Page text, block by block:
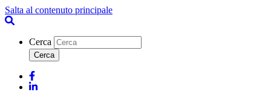
Salta al contenuto principale
Cerca
Facebook
Linkedin